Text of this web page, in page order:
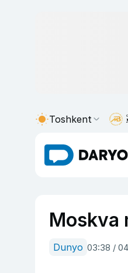
Toshkent
Moskva
Dunyo 03:38 /